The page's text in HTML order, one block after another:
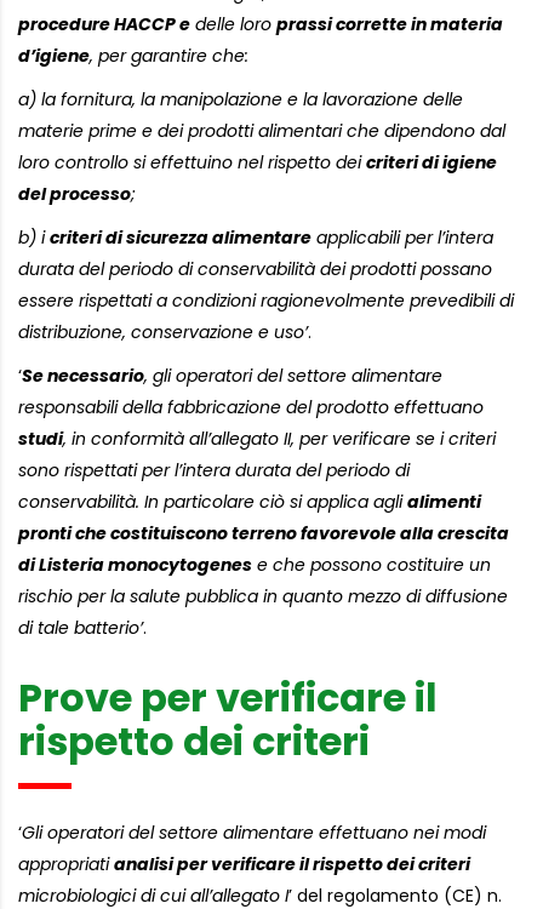
procedure HACCP e delle loro prassi corrette in materia
d’igiene, per garantire che:
a) la fornitura, la manipolazione e la lavorazione delle
materie prime e dei prodotti alimentari che dipendono dal
loro controllo si effettuino nel rispetto deicriteri di igiene
del processo;
b) icriteri di sicurezza alimentare applicabili per l’intera
durata del periodo di conservabilità dei prodotti possano
essere rispettati a condizioni ragionevolmente prevedibili di
distribuzione, conservazione e uso’.
‘Se necessario, gli operatori del settore alimentare
responsabili della fabbricazione del prodotto effettuano
studi, in conformità all’allegato II, per verificare se i criteri
sono rispettati per l’intera durata del periodo di
conservabilità. In particolare ciò si applica aglialimenti
pronti che costituiscono terreno favorevole alla crescita
di Listeria monocytogenes e che possono costituire un
rischio per la salute pubblica in quanto mezzo di diffusione
di tale batterio’.
Prove per verificare il
rispetto dei criteri
‘Gli operatori del settore alimentare effettuano nei modi
appropriatianalisi per verificare il rispetto dei criteri
microbiologici di cui all’allegato I’ del regolamento (CE) n.